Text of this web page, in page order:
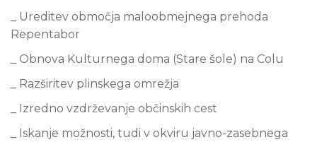
_ Ureditev območja maloobmejnega prehoda
Repentabor
_ Obnova Kulturnega doma (Stare šole) na Colu
_ Razširitev plinskega omrežja
_ Izredno vzdrževanje občinskih cest
_ Iskanje možnosti, tudi v okviru javno-zasebnega